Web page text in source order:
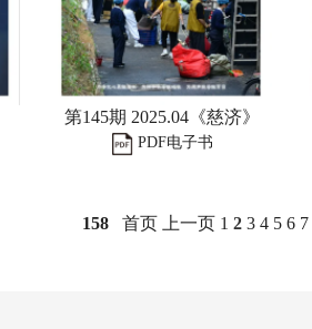
第145期 2025.04《慈济》
PDF电子书
158 首页 上一页 1 2 3 4 5 6 7